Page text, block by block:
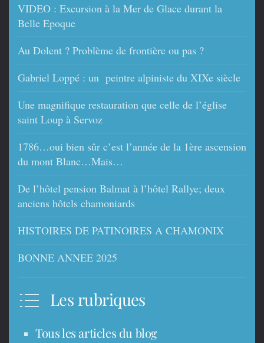
VIDEO : Excursion à la Mer de Glace durant la
Belle Epoque
Au Dolent ? Problème de frontière ou pas ?
Gabriel Loppé : un peintre alpiniste du XIXe siècle
Une magnifique restauration que celle de l’église
saint Loup à Servoz
1786…oui bien sûr c’est l’année de la 1ère ascension
du mont Blanc…Mais…
De l’hôtel pension Balmat à l’hôtel Rallye; deux
anciens hôtels chamoniards
HISTOIRES DE PATINOIRES A CHAMONIX
BONNE ANNEE 2025
Les rubriques
Tous les articles du blog